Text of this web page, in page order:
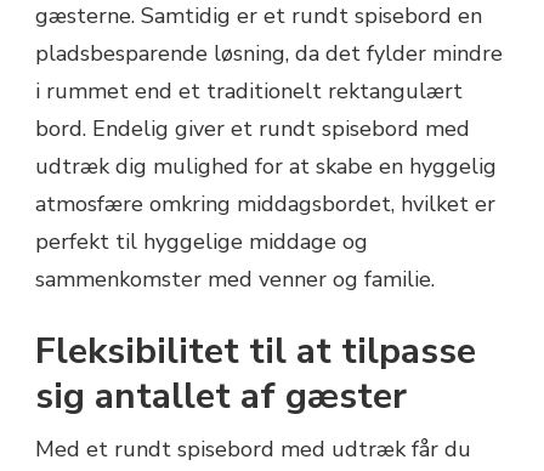
gæsterne. Samtidig er et rundt spisebord en
pladsbesparende løsning, da det fylder mindre
i rummet end et traditionelt rektangulært
bord. Endelig giver et rundt spisebord med
udtræk dig mulighed for at skabe en hyggelig
atmosfære omkring middagsbordet, hvilket er
perfekt til hyggelige middage og
sammenkomster med venner og familie.
Fleksibilitet til at tilpasse
sig antallet af gæster
Med et rundt spisebord med udtræk får du